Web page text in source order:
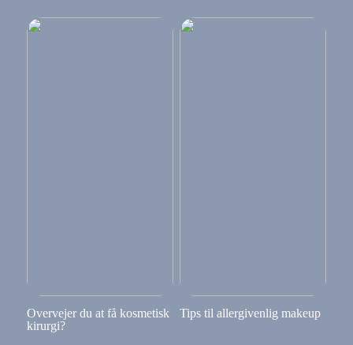
Overvejer du at få kosmetisk
kirurgi?
Tips til allergivenlig makeup